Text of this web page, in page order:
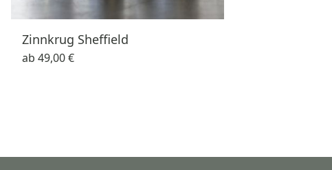
Zinnkrug Sheffield
ab 49,00 €